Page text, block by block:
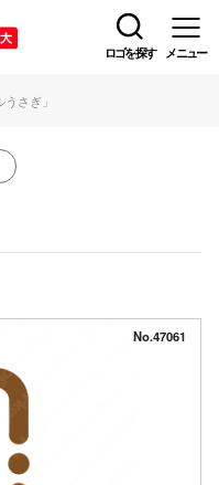
ロゴを探す メニュー
さぎ」
No.47061